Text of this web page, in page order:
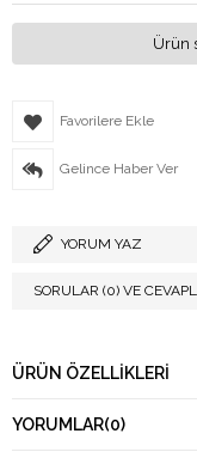
Ürün
Favorilere Ekle
Gelince Haber Ver
YORUM YAZ
SORULAR (0) VE
ÜRÜN ÖZELLIKLERI
YORUMLAR(0)